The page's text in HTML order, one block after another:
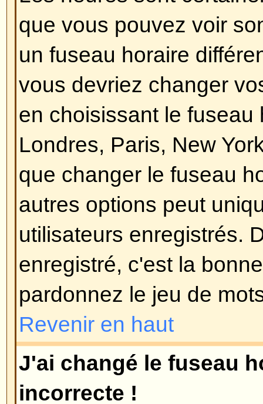
Comment puis-je changer
En général, vous ne pouvez
le titre d'un rang (le titre d'un
nom d'utilisateur dans les sujets
dans votre profil selon le thème
messages que vous avez
identifier certains utilisateurs,
administrateurs peuvent avoir
leur est propre. Veuillez ne pas
le forum dans le but d'élever
probablement un modérateur
vous abaissera simplement le
total de messages.
Revenir en haut
Lorsque je clique sur le lien
on me demande de me